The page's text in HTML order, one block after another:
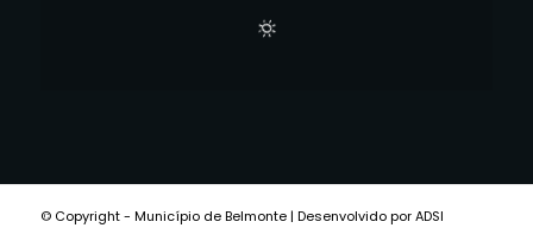
© Copyright - Município de Belmonte | Desenvolvido por ADSI